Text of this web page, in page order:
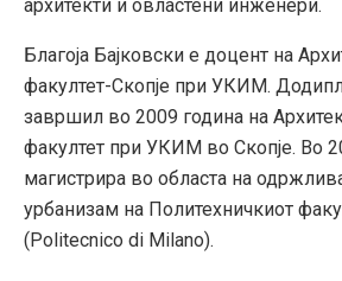
архитекти и овластени инженери.
Благоја Бајковски е доцент на
факултет-Скопје при УКИМ.
завршил во 2009 година на
факултет при УКИМ во Скопје. Во
магистрира во областа на
урбанизам на Политехничкиот
(Politecnico di Milano).